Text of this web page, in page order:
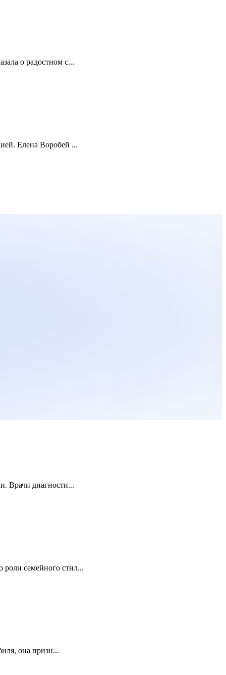
о радостном с...
Елена Воробей ...
Врачи диагности...
роли семейного стил...
она призн...